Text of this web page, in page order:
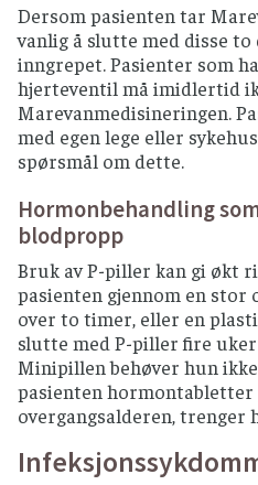
Dersom pasienten tar
vanlig å slutte med disse
inngrepet. Pasienter som
hjerteventil må imidlertid
Marevanmedisineringen.
med egen lege eller
spørsmål om dette.
Hormonbehandling
blodpropp
Bruk av P-piller kan gi økt
pasienten gjennom en stor
over to timer, eller en
slutte med P-piller fire
Minipillen behøver hun
pasienten hormontabletter
overgangsalderen, trenger